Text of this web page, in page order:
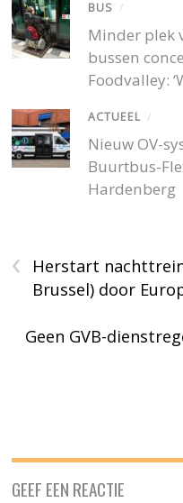
BUS /
Minder plek
bussen
Foodvalley:
ACTUEEL /
Nieuw OV-
Buurtbus-
Hardenberg
‹
Herstart
Brussel) door
Geen GVB-
GEEF EEN REACTIE